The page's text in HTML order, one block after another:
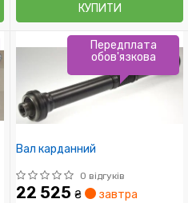
КУПИТИ
Вал карданний
0 відгуків
22 525 ₴ завтра
Передплата
обов'язкова